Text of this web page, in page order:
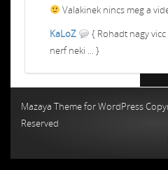
Valakinek nincs meg a
KaLoZ
{ Rohadt nagy
nerf neki ... }
Mazaya Theme for WordPress
Reserved